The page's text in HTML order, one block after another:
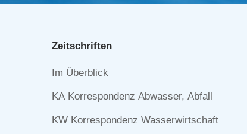
Zeitschriften
Navigation
Im Überblick
KA Korrespondenz Abwasser, Abfall
KW Korrespondenz Wasserwirtschaft